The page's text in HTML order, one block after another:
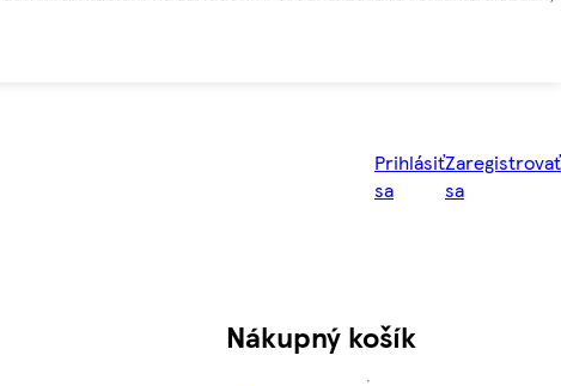
Prihlásiť
sa
Zaregistrovať
sa
Nákupný košík